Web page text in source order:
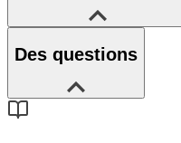
Des questions